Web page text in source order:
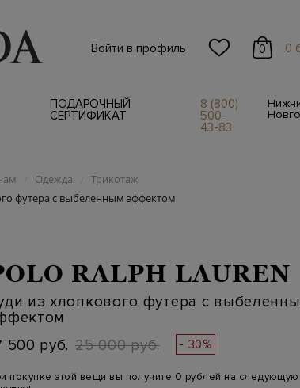
Войти в профиль 0 0
ПОДАРОЧНЫЙ
СЕРТИФИКАТ
8 (800)
500-
43-83
/ Одежда / Трикотаж
футера с выбеленным эффектом
RALPH LAUREN
из хлопкового футера с
500 руб. 25 000 руб. - 30%
покупке этой вещи вы получите 0 рублей на следующую